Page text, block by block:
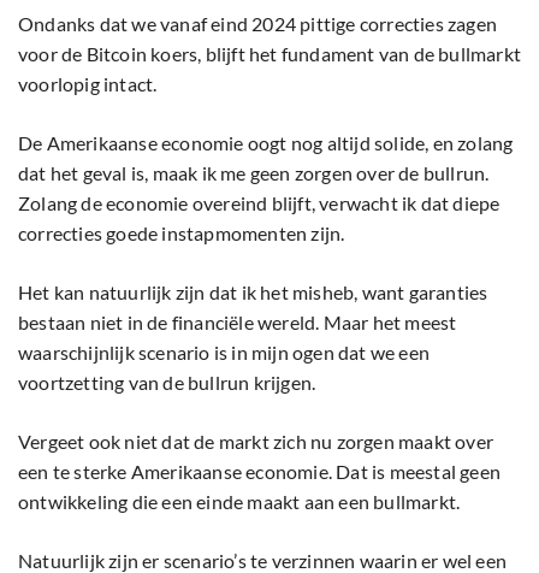
Ondanks dat we vanaf eind 2024 pittige correcties zagen
voor de Bitcoin koers, blijft het fundament van de bullmarkt
voorlopig intact.
De Amerikaanse economie oogt nog altijd solide, en zolang
dat het geval is, maak ik me geen zorgen over de bullrun.
Zolang de economie overeind blijft, verwacht ik dat diepe
correcties goede instapmomenten zijn.
Het kan natuurlijk zijn dat ik het misheb, want garanties
bestaan niet in de financiële wereld. Maar het meest
waarschijnlijk scenario is in mijn ogen dat we een
voortzetting van de bullrun krijgen.
Vergeet ook niet dat de markt zich nu zorgen maakt over
een te sterke Amerikaanse economie. Dat is meestal geen
ontwikkeling die een einde maakt aan een bullmarkt.
Natuurlijk zijn er scenario’s te verzinnen waarin er wel een